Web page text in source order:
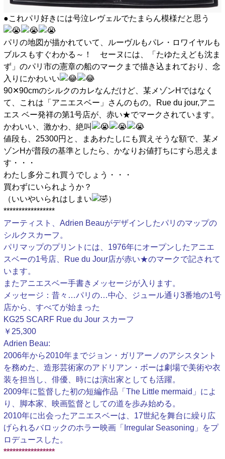
●これパリ好きには号泣レヴェルでたまらん模様だと思う
パリの地図が描かれていて、ルーヴルもパレ・ロワイヤルも
ブルスもすぐわかる～！ セーヌには、「たゆたえども沈ま
ず」のパリ市の憲章の船のマークまで描き込まれており、念
入りにかわいい
90✕90cmのシルクのカレなんだけど、某メゾンHではなく
て、これは「アニエスベー」さんのもの。Rue du jour,アニ
エス ベー発祥の第1号店が、赤い★でマークされています。
かわいい、激かわ、絶叫
値段も、25300円と、まあわたしにも買えそうな額で、某メ
ゾンHが普段の基準としたら、かなりお値打ちにすら思えま
す・・・
わたし多分これ買うでしょう・・・
買わずにいられようか？
（いいやいられはしまい
）
*****************
アーティスト、Adrien Beauがデザインしたパリのマップの
シルクスカーフ。
パリマップのプリントには、1976年にオープンしたアニエ
スベーの1号店、Rue du Jour店が赤い★のマークで記されて
います。
またアニエスベー手書きメッセージが入ります。
メッセージ：昔々…パリの…中心、ジュール通り3番地の1号
店から、すべてが始まった
KG25 SCARF Rue du Jour スカーフ
￥25,300
Adrien Beau:
2006年から2010年までジョン・ガリアーノのアシスタント
を務めた、造形芸術家のアドリアン・ボーは劇場で美術や衣
装を担当し、俳優、時には演出家としても活躍。
2009年に監督した初の短編作品「The Little mermaid」によ
り、脚本家、映画監督としての道を歩み始める。
2010年に出会ったアニエスベーは、17世紀を舞台に繰り広
げられるバロックのホラー映画「Irregular Seasoning」をプ
ロデュースした。
*****************